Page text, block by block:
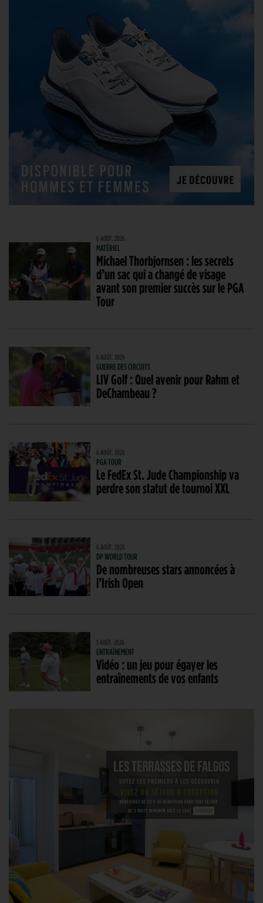
6 AOÛT. 2026
MATÉRIEL
Michael Thorbjornsen : les secrets
d’un sac qui a changé de visage
avant son premier succès sur le PGA
Tour
6 AOÛT. 2026
GUERRE DES CIRCUITS
LIV Golf : Quel avenir pour Rahm et
DeChambeau ?
6 AOÛT. 2026
PGA TOUR
Le FedEx St. Jude Championship va
perdre son statut de tournoi XXL
6 AOÛT. 2026
DP WORLD TOUR
De nombreuses stars annoncées à
l’Irish Open
5 AOÛT. 2026
ENTRAÎNEMENT
Vidéo : un jeu pour égayer les
entraînements de vos enfants